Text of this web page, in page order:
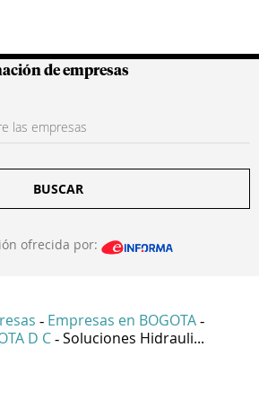
Colombianas
de empresas
BUSCAR
ofrecida por:
- Empresas en BOGOTA -
D C - Soluciones Hidrauli...